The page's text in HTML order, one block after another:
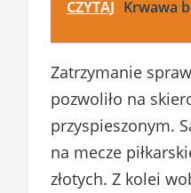
CZYTAJ Krwawa
Zatrzymanie
pozwoliło na
przyspieszonym.
na mecze
złotych. Z kolei